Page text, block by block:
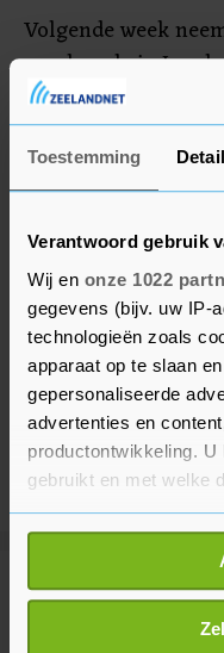
Toestemming
Verantwoord gebruik
Wij en onze 1022
gegevens (bijv. uw IP-
technologieën zoals
apparaat op te slaan
gepersonaliseerde
advertenties en
productontwikkeling.
gebruikt en met welke
Als u het toestaat,
Informatie
locatie, die tot een
Uw apparaat
Volgende week
speelronde in
Meer uit Voetbal